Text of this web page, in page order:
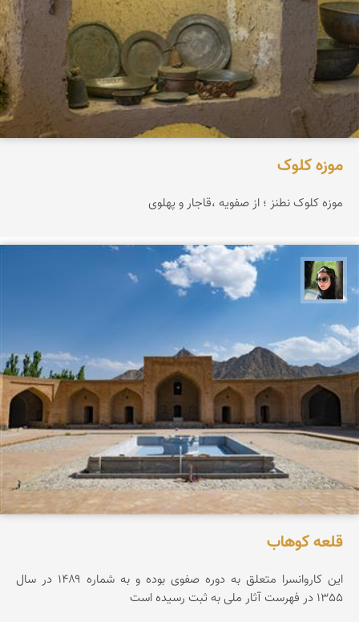
موزه کلوک
موزه کلوک نطنز ؛ از صفویه ،قاجار و پهلوی
سپیده اصلان
قلعه كوهاب
این کاروانسرا متعلق به دوره صفوی بوده و به شماره ۱۴۸۹ در سال
1355 در فهرست آثار ملی به ثبت رسیده است